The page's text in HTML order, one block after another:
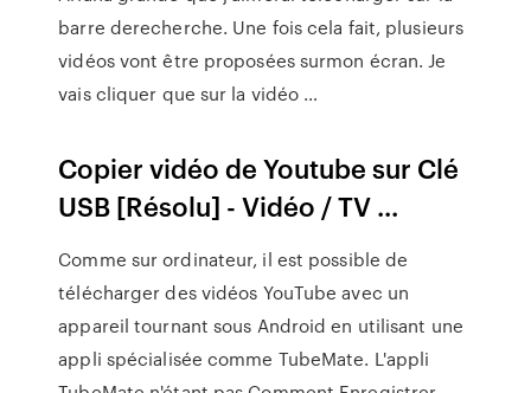
barre derecherche. Une fois cela fait, plusieurs
vidéos vont être proposées surmon écran. Je
vais cliquer que sur la vidéo …
Copier vidéo de Youtube sur Clé
USB [Résolu] - Vidéo / TV ...
Comme sur ordinateur, il est possible de
télécharger des vidéos YouTube avec un
appareil tournant sous Android en utilisant une
appli spécialisée comme TubeMate. L'appli